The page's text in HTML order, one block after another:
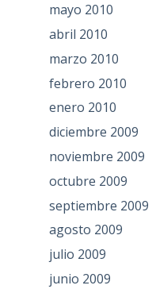
mayo 2010
abril 2010
marzo 2010
febrero 2010
enero 2010
diciembre 2009
noviembre 2009
octubre 2009
septiembre 2009
agosto 2009
julio 2009
junio 2009